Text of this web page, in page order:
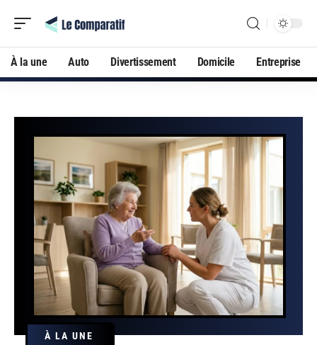
À la une Auto Divertissement Domicile Entreprise
À LA UNE